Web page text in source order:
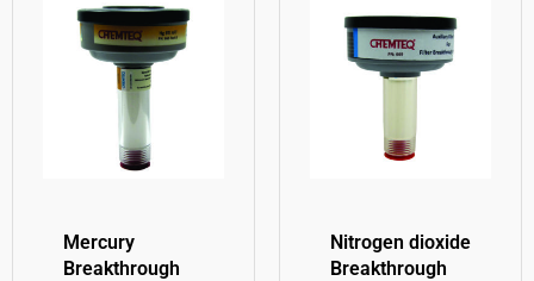
Mercury
Breakthrough
Nitrogen dioxide
Breakthrough